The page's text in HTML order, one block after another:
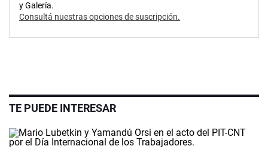
y Galería.
Consultá nuestras opciones de suscripción.
TE PUEDE INTERESAR